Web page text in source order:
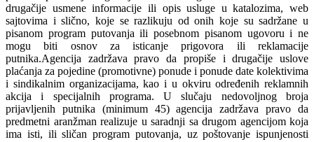
drugačije usmene informacije ili opis usluge u katalozima, web
sajtovima i slično, koje se razlikuju od onih koje su sadržane u
pisanom program putovanja ili posebnom pisanom ugovoru i ne
mogu biti osnov za isticanje prigovora ili reklamacije
putnika.Agencija zadržava pravo da propiše i drugačije uslove
plaćanja za pojedine (promotivne) ponude i ponude date kolektivima
i sindikalnim organizacijama, kao i u okviru određenih reklamnih
akcija i specijalnih programa. U slučaju nedovoljnog broja
prijavljenih putnika (minimum 45) agencija zadržava pravo da
predmetni aranžman realizuje u saradnji sa drugom agencijom koja
ima isti, ili sličan program putovanja, uz poštovanje ispunjenosti